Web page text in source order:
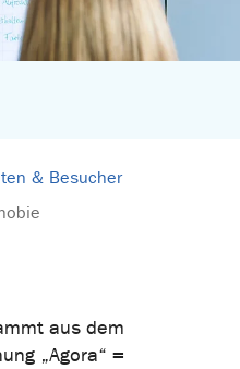
& Besucher
aus dem
„Agora“ =